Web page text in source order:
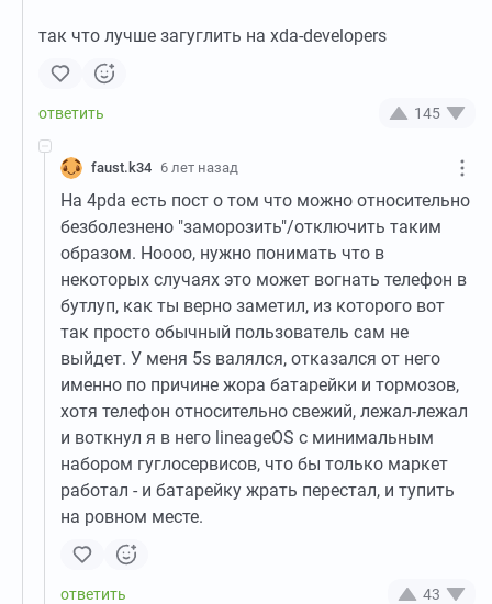
так что лучше загуглить на xda-developers
145
faust.k34 6 лет назад
На 4pda есть пост о том что можно относительно
безболезнено "заморозить"/отключить таким
образом. Ноооо, нужно понимать что в
некоторых случаях это может вогнать телефон в
бутлуп, как ты верно заметил, из которого вот
так просто обычный пользователь сам не
выйдет. У меня 5s валялся, отказался от него
именно по причине жора батарейки и тормозов,
хотя телефон относительно свежий, лежал-лежал
и воткнул я в него lineageOS с минимальным
набором гуглосервисов, что бы только маркет
работал - и батарейку жрать перестал, и тупить
на ровном месте.
43